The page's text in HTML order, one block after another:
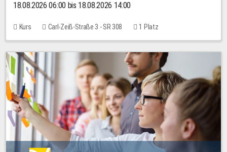
18.08.2026 06:00 bis 18.08.2026 14:00
Kurs Carl-Zeiß-Straße 3 - SR 308 1 Platz